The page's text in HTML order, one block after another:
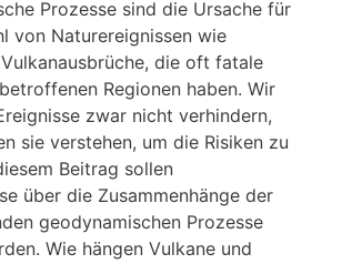
Prozesse sind die Ursache für
von Naturereignissen wie
die oft fatale
Regionen haben. Wir
zwar nicht verhindern,
sie verstehen, um die Risiken zu
Beitrag sollen
über die Zusammenhänge der
geodynamischen Prozesse
Wie hängen Vulkane und